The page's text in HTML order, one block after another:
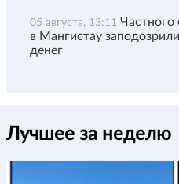
05 августа, 13:11 Частного
в Мангистау
денег
Лучшее за неделю